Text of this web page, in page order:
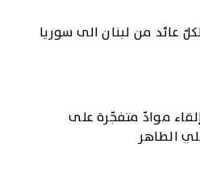
موادّ متفجّرة على
الطاهر